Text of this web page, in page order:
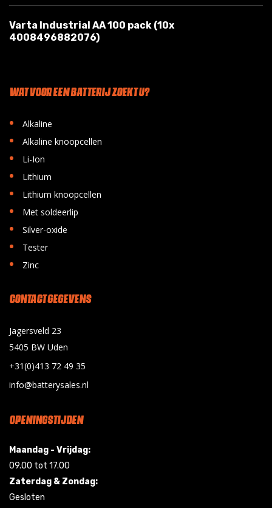
Varta Industrial AA 100 pack (10x
4008496882076)
WAT VOOR EEN BATTERIJ ZOEKT U?
• Alkaline
• Alkaline knoopcellen
• Li-Ion
• Lithium
• Lithium knoopcellen
• Met soldeerlip
• Silver-oxide
• Tester
• Zinc
CONTACT GEGEVENS
Jagersveld 23
5405 BW Uden
+31(0)413 72 49 35
info@batterysales.nl
OPENINGSTIJDEN
Maandag - Vrijdag:
09.00 tot 17.00
Zaterdag & Zondag:
Gesloten